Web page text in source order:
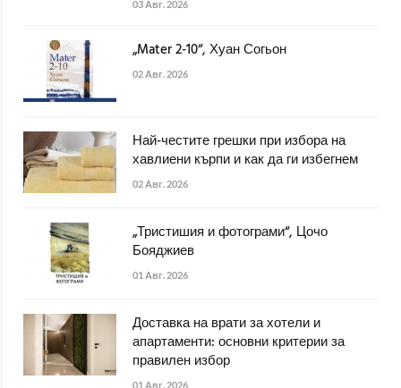
03 Авг. 2026
„Mater 2-10“, Хуан Согьон
02 Авг. 2026
Най-честите грешки при избора на
хавлиени кърпи и как да ги избегнем
02 Авг. 2026
„Тристишия и фотограми“, Цочо
Бояджиев
01 Авг. 2026
Доставка на врати за хотели и
апартаменти: основни критерии за
правилен избор
01 Авг. 2026